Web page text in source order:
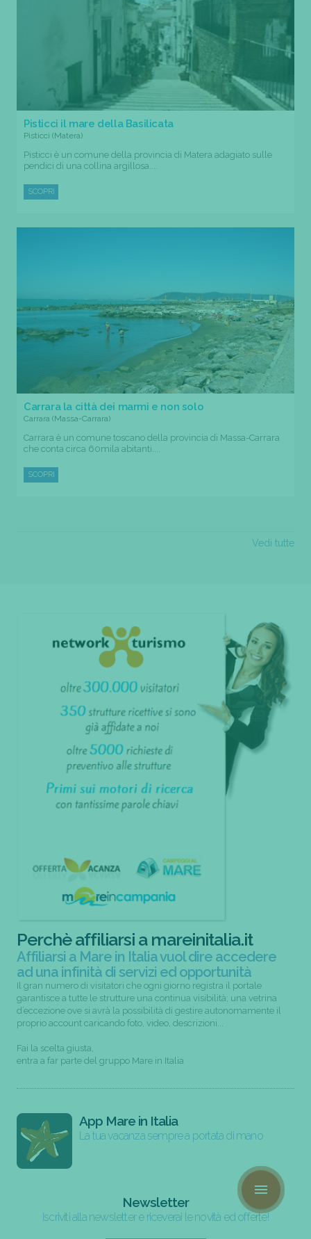
Pisticci il mare della Basilicata
Pisticci (Matera)
Pisticci è un comune della provincia di Matera adagiato sulle
pendici di una collina argillosa....
SCOPRI
Carrara la città dei marmi e non solo
Carrara (Massa-Carrara)
Carrara è un comune toscano della provincia di Massa-Carrara
che conta circa 60mila abitanti....
SCOPRI
Vedi tutte
Perchè affiliarsi a mareinitalia.it
Affiliarsi a Mare in Italia vuol dire accedere
ad una infinità di servizi ed opportunità
Il gran numero di visitatori che ogni giorno registra il portale
garantisce a tutte le strutture una continua visibilità; una vetrina
d’eccezione ove si avrà la possibilità di gestire autonomamente il
proprio account caricando foto, video, descrizioni...
Fai la scelta giusta,
entra a far parte del gruppo Mare in Italia
App Mare in Italia
La tua vacanza sempre a portata di mano
Newsletter
Iscriviti alla newsletter e riceverai le novità ed offerte!
menu